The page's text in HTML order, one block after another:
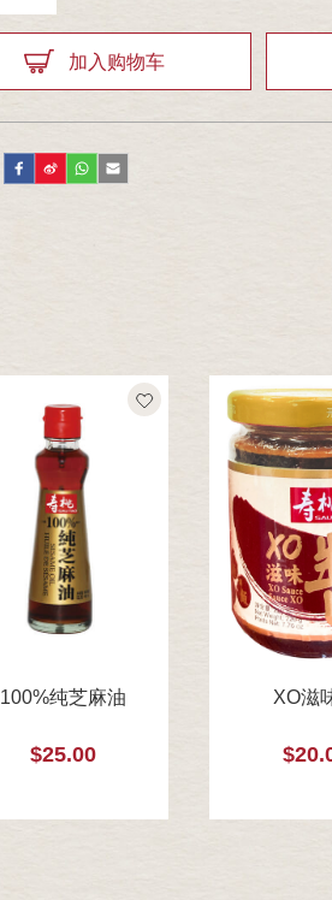
加入购物车
100%纯芝麻油
$25.00
XO滋